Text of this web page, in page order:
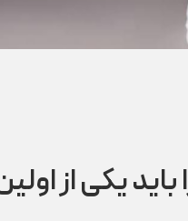
یکی از